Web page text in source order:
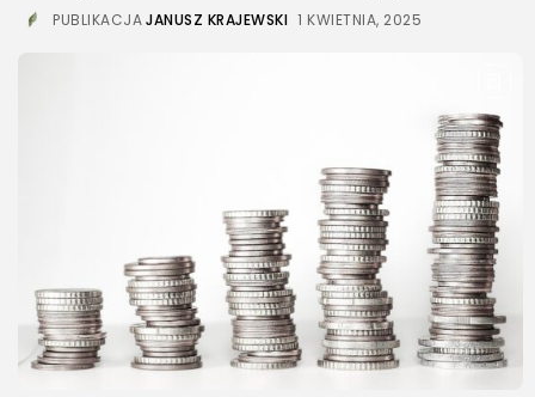
PUBLIKACJAJANUSZ KRAJEWSKI 1 KWIETNIA, 2025